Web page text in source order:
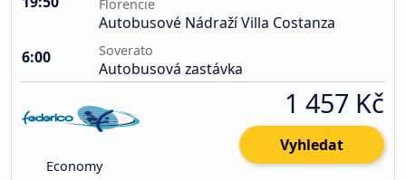
Florencie
Autobusové Nádraží Villa Costanza
6:00
Soverato
Autobusová zastávka
Economy
1 457 Kč
Vyhledat